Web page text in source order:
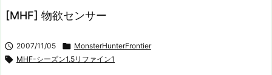
[MHF] 物欲センサー
 2007/11/05  MonsterHunterFrontier
 MHF-シーズン1.5リファイン1